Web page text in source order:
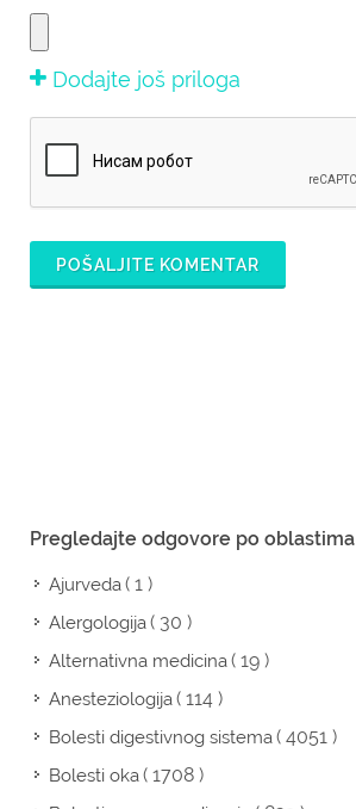
Dodajte još priloga
POŠALJITE KOMENTAR
Pregledajte odgovore po oblastima
Ajurveda( 1 )
Alergologija( 30 )
Alternativna medicina( 19 )
Anesteziologija( 114 )
Bolesti digestivnog sistema( 4051 )
Bolesti oka( 1708 )